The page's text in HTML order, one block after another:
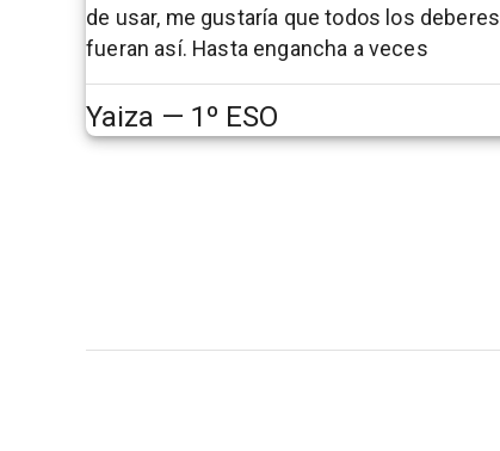
de usar, me gustaría que todos los deberes
fueran así. Hasta engancha a veces
Yaiza — 1º ESO